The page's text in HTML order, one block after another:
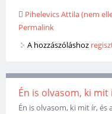
Pihelevics Attila (nem
Permalink
A hozzászóláshoz
Én is olvasom, ki mit
Én is olvasom, ki mit ír,